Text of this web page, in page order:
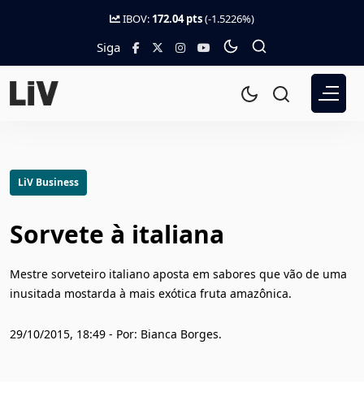
IBOV: 172.04 pts(-1.5226%)
Siga
LiV Business
Sorvete à italiana
Mestre sorveteiro italiano aposta em sabores que vão de uma
inusitada mostarda à mais exótica fruta amazônica.
29/10/2015, 18:49 - Por: Bianca Borges.